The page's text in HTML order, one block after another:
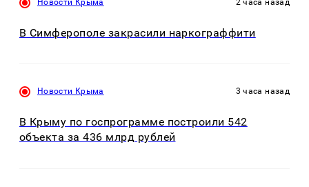
В Симферополе закрасили наркограффити
Новости Крыма 3 часа назад
В Крыму по госпрограмме построили 542
объекта за 436 млрд рублей